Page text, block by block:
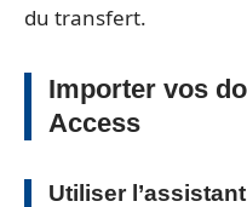
du transfert.
Importer vos
Access
Utiliser